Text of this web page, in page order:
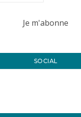
SOCIAL
de titval35 sur
de titval35 sur
profil de titval35